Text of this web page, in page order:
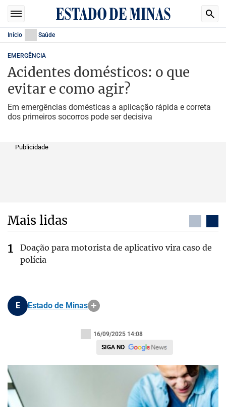
Início Saúde
EMERGÊNCIA
Acidentes domésticos: o que
evitar e como agir?
Em emergências domésticas a aplicação rápida e correta
dos primeiros socorros pode ser decisiva
Publicidade
Mais lidas
Doação para motorista de aplicativo vira caso de
polícia
E Estado de Minas
16/09/2025 14:08
SIGA NO